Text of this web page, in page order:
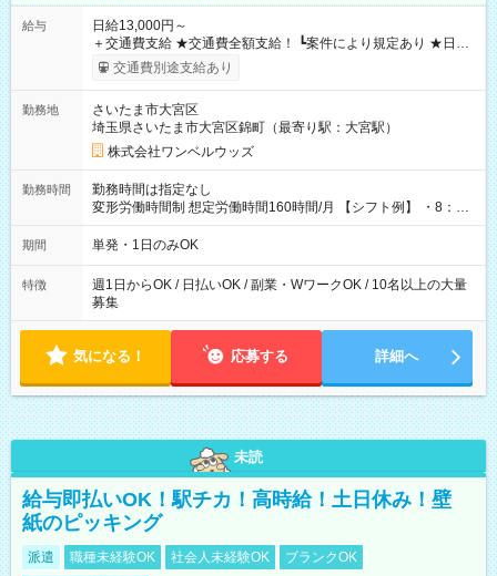
給与
日給13,000円～
＋交通費支給 ★交通費全額支給！ ┗案件により規定あり ★日払
いOK！（規定あり） ┗働いたその日に現金GET♪ お仕事後はコ
ンビニATMから 日払い分を引き落とせます！ 【試用期間】試
交通費別途支給あり
勤務地
さいたま市大宮区
埼玉県さいたま市大宮区錦町（最寄り駅：大宮駅）
株式会社ワンベルウッズ
勤務時間
勤務時間は指定なし
変形労働時間制 想定労働時間160時間/月 【シフト例】 ・8：00
～21：00
期間 単発・1日のみOK
特徴
週1日からOK / 日払いOK / 副業・WワークOK / 10名以上の大量
募集
気になる！ 応募する 詳細へ
未読
給与即払いOK！駅チカ！高時給！土日休み！壁
紙のピッキング
派遣 職種未経験OK 社会人未経験OK
ブランクOK